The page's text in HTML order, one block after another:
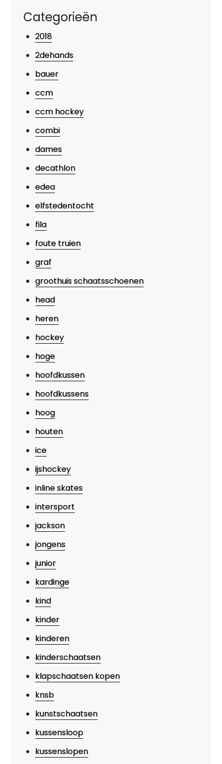
Categorieën
2018
2dehands
bauer
ccm
ccm hockey
combi
dames
decathlon
edea
elfstedentocht
fila
foute truien
graf
groothuis schaatsschoenen
head
heren
hockey
hoge
hoofdkussen
hoofdkussens
hoog
houten
ice
ijshockey
inline skates
intersport
jackson
jongens
junior
kardinge
kind
kinder
kinderen
kinderschaatsen
klapschaatsen kopen
knsb
kunstschaatsen
kussensloop
kussenslopen